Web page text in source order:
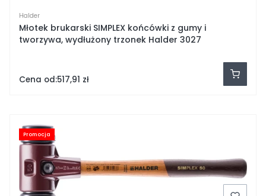
Halder
Młotek brukarski SIMPLEX końcówki z gumy i
tworzywa, wydłużony trzonek Halder 3027
Cena od:517,91 zł
Promocja